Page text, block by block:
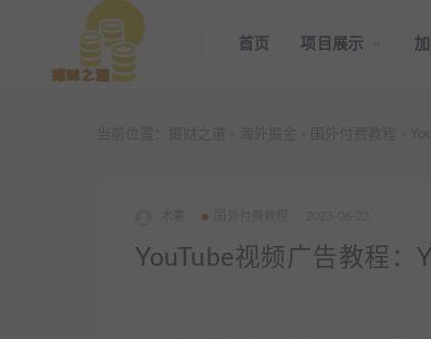
首页 项目展示
YouTube视频广告教程：